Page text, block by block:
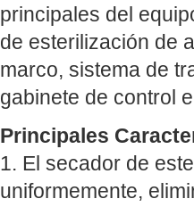
principales del
de esterilización de
marco, sistema de
gabinete de control
Principales
1. El secador de
uniformemente,